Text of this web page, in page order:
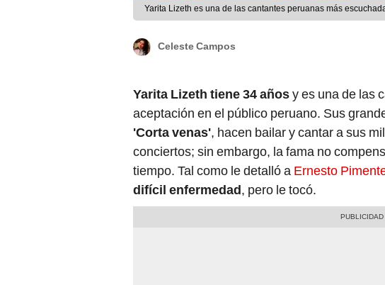
Yarita Lizeth es una de las cantantes peruanas más
Celeste Campos
Yarita Lizeth tiene 34 añosy es una de las
aceptación en el público peruano. Sus
'Corta venas', hacen bailar y cantar a sus
conciertos; sin embargo, la fama no
tiempo. Tal como le detalló a Ernesto
difícil enfermedad, pero le tocó.